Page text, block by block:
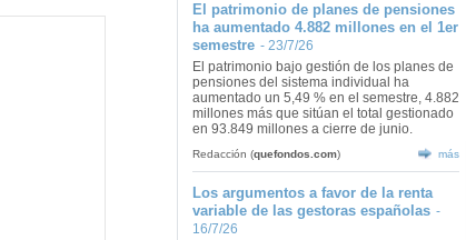
El patrimonio de planes de pensiones
ha aumentado 4.882 millones en el 1er
semestre - 23/7/26
El patrimonio bajo gestión de los planes de
pensiones del sistema individual ha
aumentado un 5,49 % en el semestre, 4.882
millones más que sitúan el total gestionado
en 93.849 millones a cierre de junio.
Redacción (quefondos.com) más
Los argumentos a favor de la renta
variable de las gestoras españolas -
16/7/26